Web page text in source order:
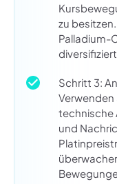
zu
Palladium-
Schritt 3:
Verwenden
technische
und